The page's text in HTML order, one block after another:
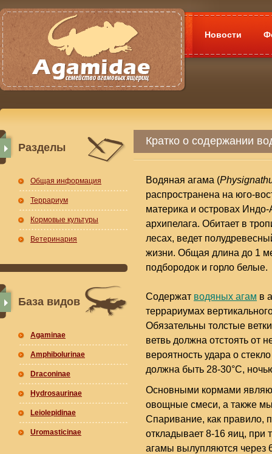
Новости
Разделы
Общая информация
Террариум
Кормовые культуры
Ветеринария
База видов
Agaminae
Amphibolurinae
Draconinae
Hydrosaurinae
Leiolepidinae
Uromasticinae
Кратко о содержании
Водяная агама (
распространена на юго-
материка и островах Индо-
архипелага. Обитает в
лесах, ведет
жизни. Общая длина до 1
подбородок и горло белые.
Содержат водяных агам в
террариумах
Обязательны толстые
ветвь должна отстоять от
вероятность удара о
должна быть 28-30°С,
Основными кормами
овощные смеси, а также
Спаривание, как правило,
откладывает 8-16 яиц, при
агамы вылупляются